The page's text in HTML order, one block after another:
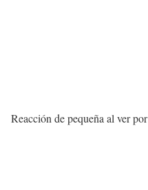
Reacción de pequeña al ver